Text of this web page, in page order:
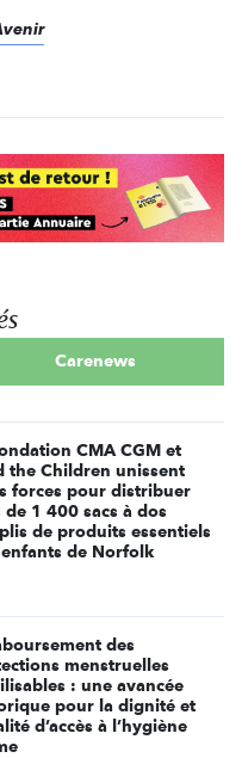
Carenews
CMA CGM et
the Children unissent
forces pour distribuer
de 1 400 sacs à dos
de produits essentiels
de Norfolk
des
menstruelles
: une avancée
pour la dignité et
d’accès à l’hygiène